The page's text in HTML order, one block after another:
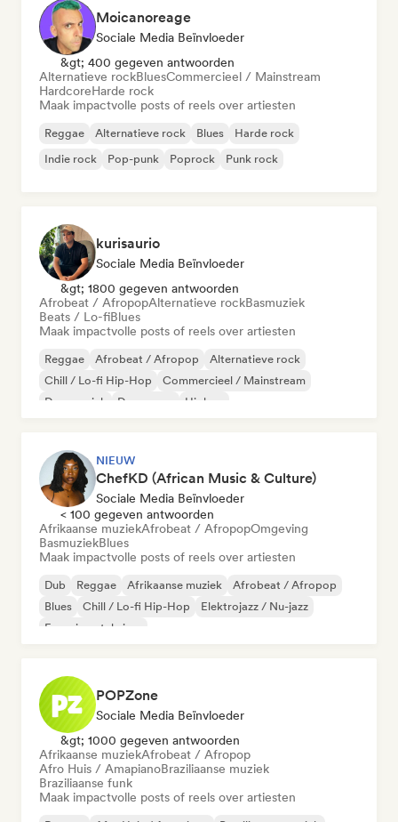
Moicanoreage
Sociale Media Beïnvloeder
&gt; 400 gegeven antwoorden
Alternatieve rockBluesCommercieel / Mainstream
HardcoreHarde rock
Maak impactvolle posts of reels over artiesten
Reggae Alternatieve rock Blues
Harde rock
Indie rock
Pop-punk Poprock Punk rock
kurisaurio
Sociale Media Beïnvloeder
&gt; 1800 gegeven antwoorden
Afrobeat / AfropopAlternatieve rockBasmuziek
Beats / Lo-fiBlues
Maak impactvolle posts of reels over artiesten
Reggae Afrobeat / Afropop
Alternatieve rock
Chill / Lo-fi Hip-Hop
Commercieel / Mainstream
Dansmuziek
Dance pop Hiphop
NIEUW
ChefKD (African Music & Culture)
Sociale Media Beïnvloeder
< 100 gegeven antwoorden
Afrikaanse muziekAfrobeat / AfropopOmgeving
BasmuziekBlues
Maak impactvolle posts of reels over artiesten
Dub Reggae Afrikaanse muziek
Afrobeat / Afropop
Blues
Chill / Lo-fi Hip-Hop
Elektrojazz / Nu-jazz
Experimentele jazz
POPZone
Sociale Media Beïnvloeder
&gt; 1000 gegeven antwoorden
Afrikaanse muziekAfrobeat / Afropop
Afro Huis / AmapianoBraziliaanse muziek
Braziliaanse funk
Maak impactvolle posts of reels over artiesten